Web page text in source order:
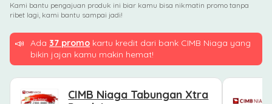
Kami bantu pengajuan produk ini biar kamu bisa nikmatin promo tanpa
ribet lagi, kami bantu sampai jadi!
📣 Ada 37 promo kartu kredit dari bank CIMB Niaga yang
bikin jajan kamu makin hemat!
CIMB Niaga Tabungan Xtra